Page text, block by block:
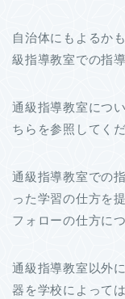
自治体にもよるか
級指導教室での指
通級指導教室につい
ちらを参照してくだ
通級指導教室での
った学習の仕方を
フォローの仕方に
通級指導教室以外
器を学校によって